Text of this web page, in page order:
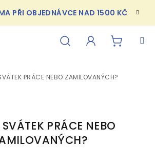
PŘI OBJEDNÁVCE NAD 1500 KČ
PRÁCE NEBO ZAMILOVANÝCH?
PRÁCE NEBO